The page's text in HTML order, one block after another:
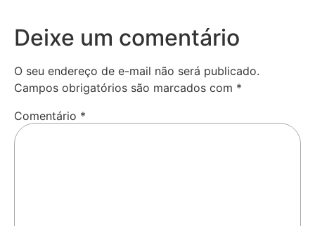
Deixe um comentário
O seu endereço de e-mail não será publicado.
Campos obrigatórios são marcados com *
Comentário *